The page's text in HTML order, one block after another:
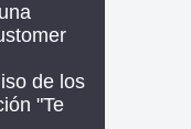
de los
"Te